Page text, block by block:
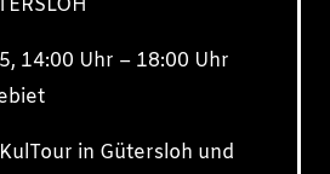
14:00 Uhr – 18:00 Uhr
in Gütersloh und